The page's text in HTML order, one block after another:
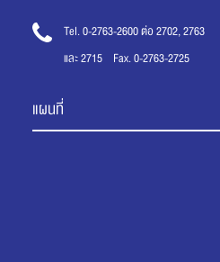
Tel. 0-2763-2600 ต่อ 2702, 2763
และ 2715 Fax. 0-2763-2725
แผนที่